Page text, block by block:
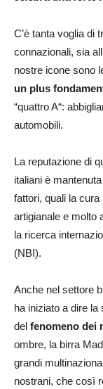
C’è tanta voglia di
connazionali, sia
nostre icone sono
un plus
“quattro A“:
automobili.
La reputazione di
italiani è
fattori, quali la cura
artigianale e molto
la ricerca
(NBI).
Anche nel settore
ha iniziato a dire la
del fenomeno dei
ombre, la birra
grandi
nostrani, che così